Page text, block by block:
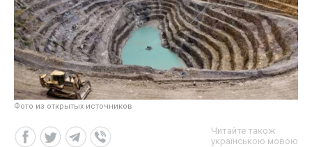
Фото из открытых источников
Читайте також
українською мовою